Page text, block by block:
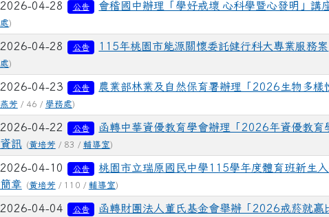
2026-04-28 公告 會稽國中辦理「學好戒壞 心科學暨心發明」講
處)
2026-04-28 公告 115年桃園市能源關懷委託健行科大專業服務案
處)
2026-04-23 公告 農業部林業及自然保育署辦理「2026生物多樣
燕芳 / 46 / 學務處)
2026-04-22 公告
函轉中華資優教育學會辦理「2026年資優教育
資訊 (黃培芳 / 83 / 輔導室)
2026-04-10 公告
桃園市立瑞原國民中學115學年度體育班新生
簡章
(黃培芳 / 110 / 輔導室)
2026-04-04 公告 函轉財團法人董氏基金會舉辦「2026戒菸就贏